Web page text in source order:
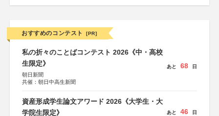
おすすめのコンテスト [PR]
私の折々のことばコンテスト 2026《中・高校
生限定》
朝日新聞
共催：朝日中高生新聞
あと 68 日
資産形成学生論文アワード 2026《大学生・大
学院生限定》
あと 46 日